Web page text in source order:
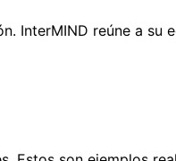
InterMIND reúne a